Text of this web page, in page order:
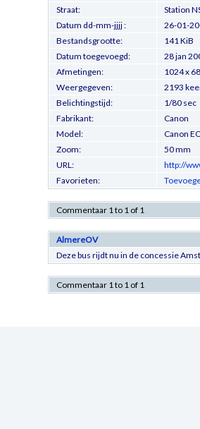
Straat:
Station
Datum dd-mm-jjjj :
26-01-
Bestandsgrootte:
141 KiB
Datum toegevoegd:
28 jan
Afmetingen:
1024 x
Weergegeven:
2193
Belichtingstijd:
1/80 sec
Fabrikant:
Canon
Model:
Canon
Zoom:
50 mm
URL:
http://
Favorieten:
Commentaar 1 to 1 of 1
AlmereOV
Deze bus rijdt nu in de concessie
Commentaar 1 to 1 of 1